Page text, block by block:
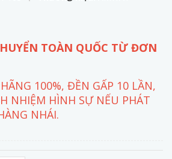
TOÀN QUỐC TỪ ĐƠN
100%, ĐỀN GẤP 10 LẦN,
NHIỆM HÌNH SỰ NẾU PHÁT
NHÁI.